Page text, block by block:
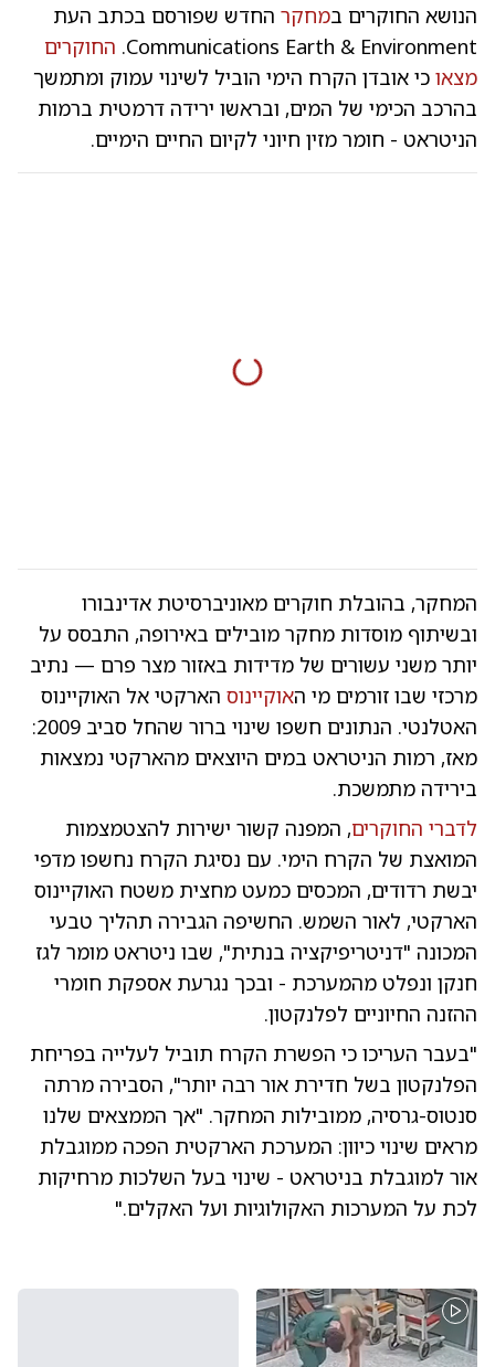
הנושא החוקרים במחקר החדש שפורסם בכתב העת
Communications Earth & Environment. החוקרים
מצאו כי אובדן הקרח הימי הוביל לשינוי עמוק ומתמשך
בהרכב הכימי של המים, ובראשו ירידה דרמטית ברמות
הניטראט - חומר מזין חיוני לקיום החיים הימיים.
המחקר, בהובלת חוקרים מאוניברסיטת אדינבורו
ובשיתוף מוסדות מחקר מובילים באירופה, התבסס על
יותר משני עשורים של מדידות באזור מצר פרם — נתיב
מרכזי שבו זורמים מי האוקיינוס הארקטי אל האוקיינוס
האטלנטי. הנתונים חשפו שינוי ברור שהחל סביב 2009:
מאז, רמות הניטראט במים היוצאים מהארקטי נמצאות
בירידה מתמשכת.
לדברי החוקרים, המפנה קשור ישירות להצטמצמות
המואצת של הקרח הימי. עם נסיגת הקרח נחשפו מדפי
יבשת רדודים, המכסים כמעט מחצית משטח האוקיינוס
הארקטי, לאור השמש. החשיפה הגבירה תהליך טבעי
המכונה "דניטריפיקציה בנתית", שבו ניטראט מומר לגז
חנקן ונפלט מהמערכת - ובכך נגרעת אספקת חומרי
ההזנה החיוניים לפלנקטון.
"בעבר העריכו כי הפשרת הקרח תוביל לעלייה בפריחת
הפלנקטון בשל חדירת אור רבה יותר", הסבירה מרתה
סנטוס-גרסיה, ממובילות המחקר. "אך הממצאים שלנו
מראים שינוי כיוון: המערכת הארקטית הפכה ממוגבלת
אור למוגבלת בניטראט - שינוי בעל השלכות מרחיקות
לכת על המערכות האקולוגיות ועל האקלים."